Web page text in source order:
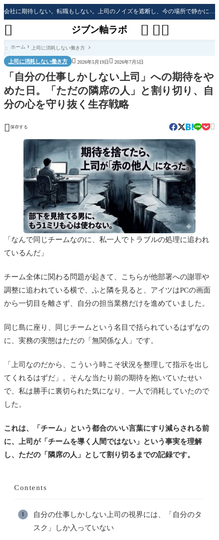
会社に期待しない。転職もしない。上司のノイズを遮断し、今の場所で静かに生き残る「防衛戦略」
ジブン軸ラボ  

 ホーム 上司に消耗しない働き方
上司に消耗しない働き方  2026年5月19日  2026年7月5日
「自分の仕事しかしない上司」への期待をや
めた日。「ただの隣席の人」と割り切り、自
分の心を守り抜く生存戦略
 保存する 
「なんで同じチームなのに、私一人でトラブルの処理に追われ
ているんだ」
チーム全体に関わる問題が起きて、こちらが他部署への謝罪や
調整に追われている横で、ふと隣を見ると、アイツはPCの画面
から一切目を離さず、自分の担当業務だけを進めていました。
同じ島に座り、同じチームという名目で括られているはずなの
に、実務の実態はただの「無関係な人」です。
「上司なのだから、こういう時こそ状況を整理して指示を出し
てくれるはずだ」。そんな当たり前の期待を抱いていたせい
で、私は勝手に裏切られた気になり、一人で消耗していたので
した。
これは、「チーム」という都合のいい言葉にすり減らされる前
に、上司が「チームを導く人間ではない」という事実を理解
し、ただの「隣席の人」として割り切るまでの記録です。
Contents
自分の仕事しかしない上司の視界には、「自分のタ
スク」しか入っていない